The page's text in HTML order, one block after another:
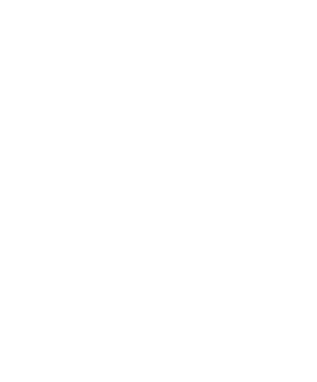
wirken.Den Heizlüfter habe ich nur
sie aber nicht wirklich. Geräuschpegel
trotzdem volle Gesamtpunktzahl